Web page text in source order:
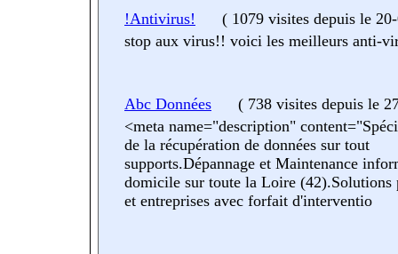
!Antivirus! ( 1079 visites depuis le
stop aux virus!! voici les meilleurs anti-
Abc Données ( 738 visites depuis le
<meta name="description"
de la récupération de données sur tout
supports.Dépannage et Maintenance
domicile sur toute la Loire (42).Solutions
et entreprises avec forfait d'interventio